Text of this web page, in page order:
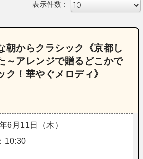
表示件数：
朝からクラシック《京都し
～アレンジで贈るどこかで
ク！華やぐメロディ》
6月11日（木）
10:30